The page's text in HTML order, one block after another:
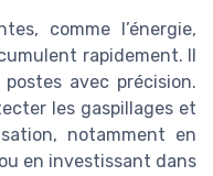
comme l’énergie,
rapidement. Il
avec précision.
les gaspillages et
notamment en
en investissant dans